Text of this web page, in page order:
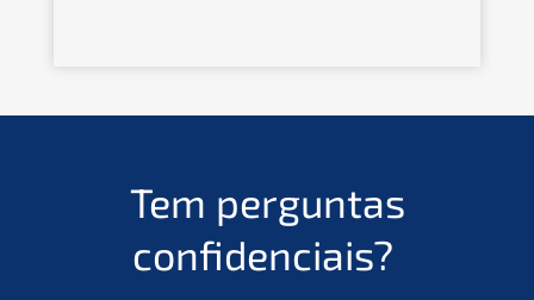
Tem perguntas
confidenciais?